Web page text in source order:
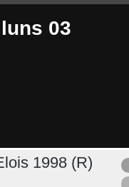
03
06
1998 (R)